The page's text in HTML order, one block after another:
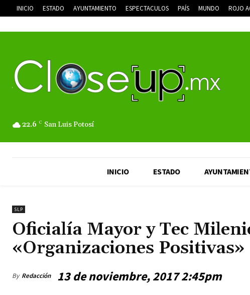
INICIO ESTADO AYUNTAMIENTO ESPECTACULOS PAÍS MUNDO ROJO
22.6 C San Luis Potosí
INICIO ESTADO
SLP
Oficialía Mayor y Tec
«Organizaciones Positivas»
By Redacción 13 de noviembre, 2017 2:45pm